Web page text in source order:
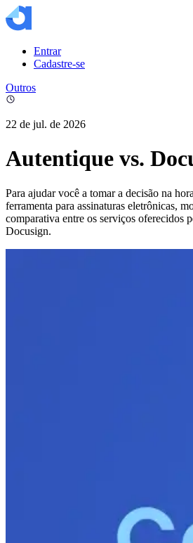
Entrar
Cadastre-se
Outros
22 de jul. de 2026
Autentique vs.
Para ajudar você a tomar a decisão na
ferramenta para assinaturas eletrônicas,
comparativa entre os serviços oferecidos
Docusign.